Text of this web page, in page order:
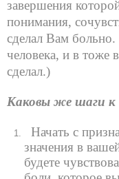
завершения
понимания,
сделал Вам
человека, и в тоже
сделал.)
Каковы же шаги
Начать с
значения в
будете